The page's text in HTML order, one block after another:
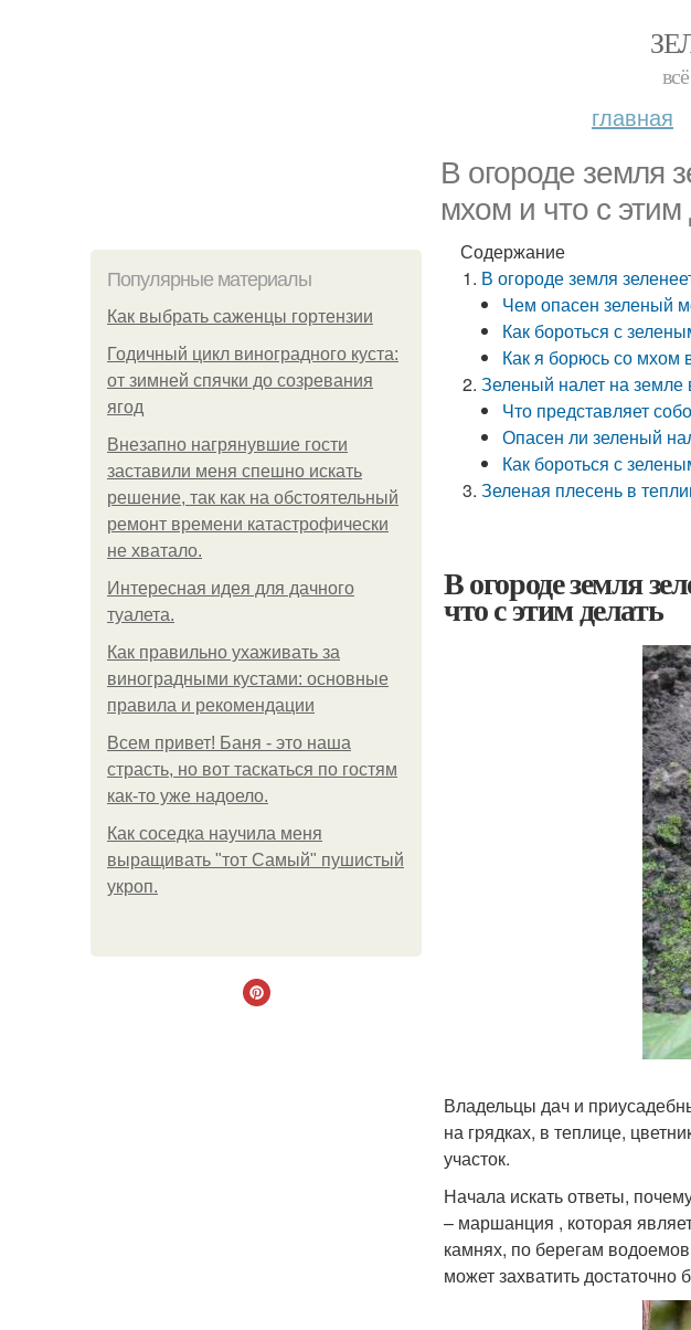
главная
В огороде земля
мхом и что с этим
Популярные материалы
Как выбрать саженцы гортензии
Годичный цикл виноградного куста:
от зимней спячки до созревания
ягод
Внезапно нагрянувшие гости
заставили меня спешно искать
решение, так как на обстоятельный
ремонт времени катастрофически
не хватало.
Интересная идея для дачного
туалета.
Как правильно ухаживать за
виноградными кустами: основные
правила и рекомендации
Всем привет! Баня - это наша
страсть, но вот таскаться по гостям
как-то уже надоело.
Как соседка научила меня
выращивать "тот Самый" пушистый
укроп.
Содержание
В огороде земля
Чем опасен зеленый
Как бороться с
Как я борюсь со мхом
Зеленый налет на земле
Что представляет
Опасен ли зеленый
Как бороться с
Зеленая плесень в
В огороде земля
что с этим делать
Владельцы дач и
на грядках, в теплице,
участок.
Начала искать ответы,
– маршанция , которая
камнях, по берегам
может захватить